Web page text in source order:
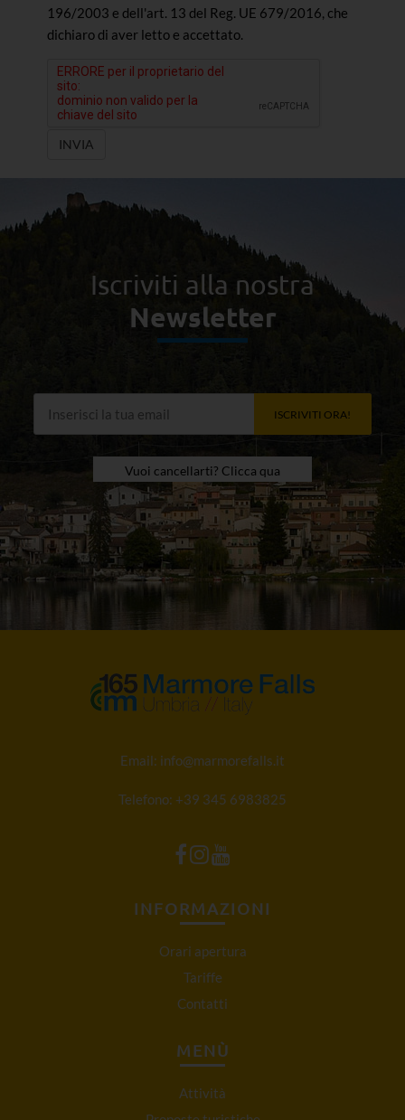
196/2003 e dell'art. 13 del Reg. UE 679/2016, che
dichiaro di aver letto e accettato.
INVIA
Iscriviti alla nostra
Newsletter
ISCRIVITI ORA!
Vuoi cancellarti? Clicca qua
Email: info@marmorefalls.it
Telefono: +39 345 6983825
INFORMAZIONI
Orari apertura
Tariffe
Contatti
MENÙ
Attività